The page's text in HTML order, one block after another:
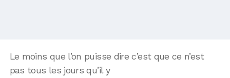
Le moins que l’on puisse dire c’est que ce n’est
pas tous les jours qu’il y